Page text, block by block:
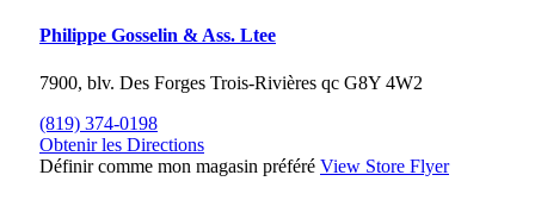
Philippe Gosselin & Ass. Ltee
7900, blv. Des Forges Trois-Rivières qc G8Y 4W2
(819) 374-0198
Obtenir les Directions
Définir comme mon magasin préféré View Store Flyer